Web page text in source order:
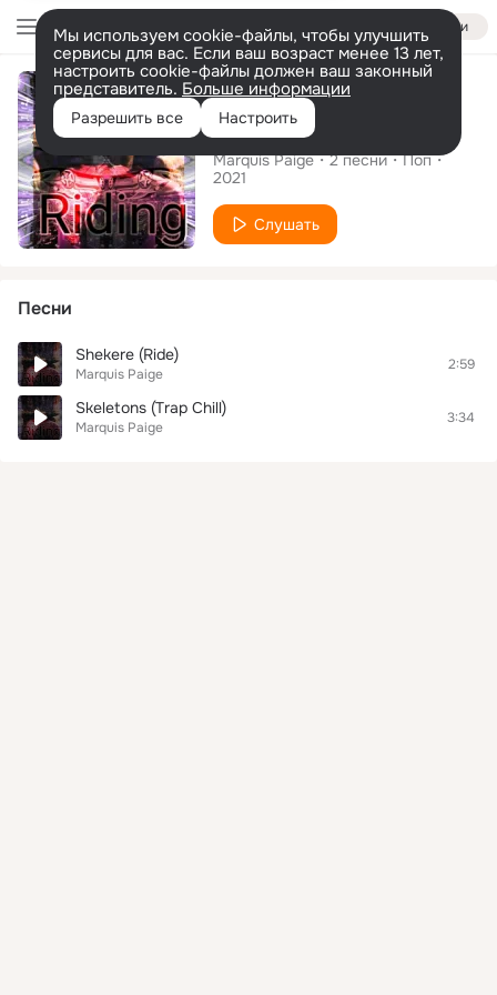
Войти
Мы используем cookie-файлы, чтобы улучшить
сервисы для вас. Если ваш возраст менее 13 лет,
настроить cookie-файлы должен ваш законный
представитель. Больше информации
Разрешить все Настроить
Альбом
Riding (Trap Chill)
Marquis Paige 2песни
Поп
2021
Слушать
Песни
Shekere (Ride)
Marquis Paige
2:59
Skeletons (Trap Chill)
Marquis Paige
3:34